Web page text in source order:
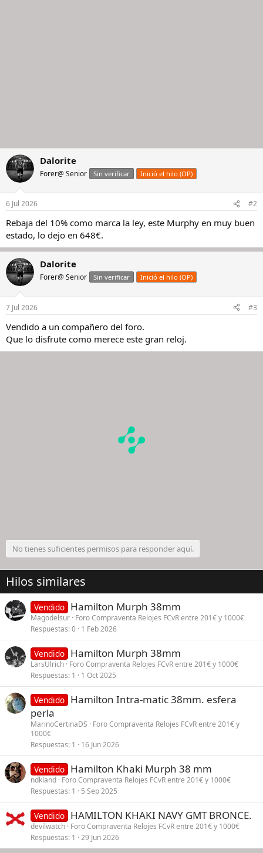
Dalorite
Forer@ Senior Sin verificar Inició el hilo (OP)
6 Jul 2026 #2
Rebaja del 10% como marca la ley, este Murphy en muy buen
estado, lo dejo en 648€.
Dalorite
Forer@ Senior Sin verificar Inició el hilo (OP)
7 Jul 2026 #3
Vendido a un compañero del foro.
Que lo disfrute como merece este gran reloj.
No tienes suficientes permisos para responder aquí.
Hilos similares
Vendido Hamilton Murph 38mm
Magodelsur Foro Compraventa Relojes FCvR entre 201€ y 1000€
Respuestas 0 1 Feb 2026
Vendido Hamilton Murph 38mm
LarsUlrich Foro Compraventa Relojes FCvR entre 201€ y 1000€
Respuestas 1 1 Oct 2025
Vendido Hamilton Intra-matic 38mm. esfera
perla
MarinoCertinaDS
Foro Compraventa Relojes FCvR entre 201€ y
1000€
Respuestas 1 16 Jun 2026
Vendido Hamilton Khaki Murph 38 mm
ndkland Foro Compraventa Relojes FCvR entre 201€ y 1000€
Respuestas 1 5 Sep 2025
Vendido HAMILTON KHAKI NAVY GMT BRONCE.
devilwatch Foro Compraventa Relojes FCvR entre 201€ y 1000€
Respuestas 1 29 Jun 2026